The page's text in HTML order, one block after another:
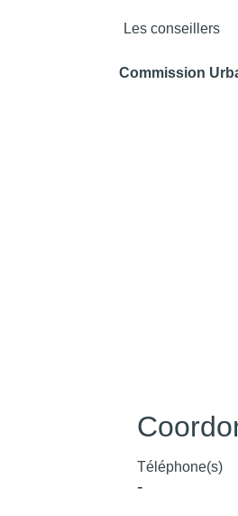
Les conseillers
Commission
Téléphone(s)
-